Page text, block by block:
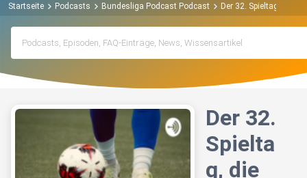
Startseite Podcasts Bundesliga Podcast Podcast Der 32. Spieltag, die
Der 32.
Spielta
g, die